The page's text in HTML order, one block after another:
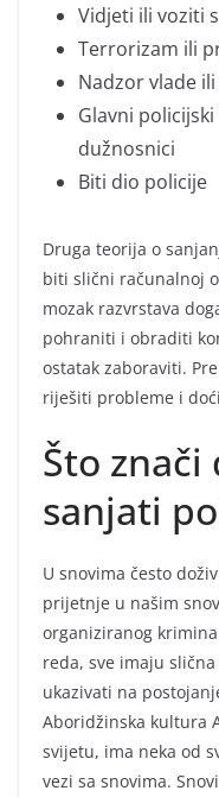
Vidjeti ili voziti
Terrorizam ili
Nadzor vlade
Glavni
dužnosnici
Biti dio policije
Druga teorija o
biti slični računalnoj
mozak razvrstava
pohraniti i obraditi
ostatak zaboraviti.
riješiti probleme i
Što
sanjati
U snovima često
prijetnje u našim
organiziranog
reda, sve imaju
ukazivati na
Aboridžinska kultura
svijetu, ima neka od
vezi sa snovima.